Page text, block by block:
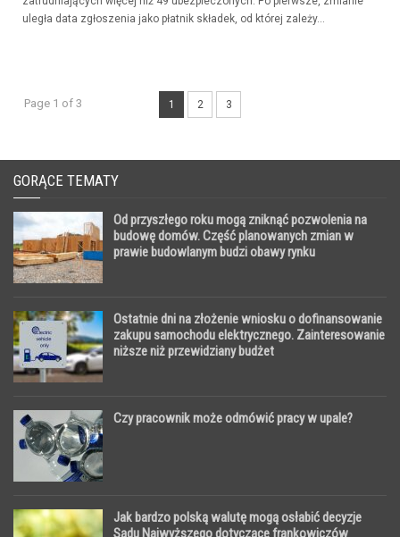
uległa data zgłoszenia jako płatnik składek, od której zależy...
Page 1 of 3 1 2 3
GORĄCE TEMATY
Od przyszłego roku mogą zniknąć pozwolenia na
budowę domów. Część planowanych zmian w
prawie budowlanym budzi obawy rynku
Ostatnie dni na złożenie wniosku o dofinansowanie
zakupu samochodu elektrycznego. Zainteresowanie
niższe niż przewidziany budżet
Czy pracownik może odmówić pracy w upale?
Jak bardzo polską walutę mogą osłabić decyzje
Sądu Najwyższego dotyczące frankowiczów